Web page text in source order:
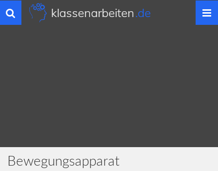
Toggle
navigation
klassenarbeiten.de
Bewegungsapparat